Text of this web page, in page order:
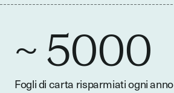
~ 5000
Fogli di carta risparmiati ogni anno